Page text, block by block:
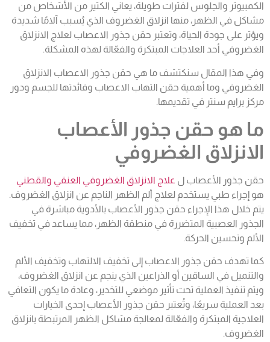
الكمبيوتر والجلوس لفترات طويلة، يعاني الكثير من الأشخاص من
مشاكل في الظهر، منها انزلاق الغضروف الذي يُسبب آلامًا شديدة
ويؤثر على جودة الحياة، وتعتبر حقن جذور الاعصاب لعلاج الانزلاق
الغضروفي أحد العلاجات المبتكرة والفعّالة لهذه المشكلة.
وفي هذا المقال سنكتشف ما هي حقن جذور الاعصاب الانزلاق
الغضروفي وما أهمية حقن التهاب الاعصاب وفائدتها للجسم ودور
مركز برايم سنتر في تقديمها.
ما هو حقن جذور الأعصاب
الانزلاق الغضروفي
حقن جذور الأعصاب ل علاج الانزلاق الغضروفي العنقي والقطني
هو إجراء طبي يستخدم لعلاج ألم الظهر الناجم عن انزلاق الغضروف.
يتم خلال هذا الإجراء حقن جذور الأعصاب بالأدوية مباشرة في
الجذور العصبية المتضررة في منطقة الظهر، مما يساعد في تخفيف
الألم وتحسين الحركة.
كما تهدف حقن جذور الاعصاب إلى تخفيف الالتهاب وتخفيف الألم
والتنميل في الساقين أو الذراعين الذي ينجم عن انزلاق الغضروف،
ويتم تنفيذ العملية تحت تأثير موضعي للتخدير، وعادة ما يكون التعافي
بعد العملية سريعًا، وتُعتبر حقن جذور الأعصاب إحدى الخيارات
العلاجية المبتكرة والفعّالة لمعالجة مشاكل الظهر المرتبطة بانزلاق
الغضروف.